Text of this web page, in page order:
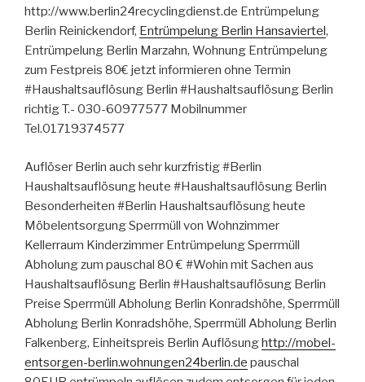
http://www.berlin24recyclingdienst.de Entrümpelung
Berlin Reinickendorf, Entrümpelung Berlin Hansaviertel,
Entrümpelung Berlin Marzahn, Wohnung Entrümpelung
zum Festpreis 80€ jetzt informieren ohne Termin
#Haushaltsauflösung Berlin #Haushaltsauflösung Berlin
richtig T.- 030-60977577 Mobilnummer
Tel.01719374577
Auflöser Berlin auch sehr kurzfristig #Berlin
Haushaltsauflösung heute #Haushaltsauflösung Berlin
Besonderheiten #Berlin Haushaltsauflösung heute
Möbelentsorgung Sperrmüll von Wohnzimmer
Kellerraum Kinderzimmer Entrümpelung Sperrmüll
Abholung zum pauschal 80 € #Wohin mit Sachen aus
Haushaltsauflösung Berlin #Haushaltsauflösung Berlin
Preise Sperrmüll Abholung Berlin Konradshöhe, Sperrmüll
Abholung Berlin Konradshöhe, Sperrmüll Abholung Berlin
Falkenberg, Einheitspreis Berlin Auflösunghttp://mobel-
entsorgen-berlin.wohnungen24berlin.de pauschal